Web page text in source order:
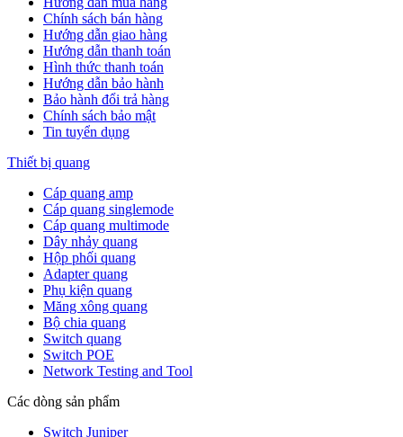
Chính sách bán hàng
Hướng dẫn giao hàng
Hướng dẫn thanh toán
Hình thức thanh toán
Hướng dẫn bảo hành
Bảo hành đổi trả hàng
Chính sách bảo mật
Tin tuyển dụng
Thiết bị quang
Cáp quang amp
Cáp quang singlemode
Cáp quang multimode
Dây nhảy quang
Hộp phối quang
Adapter quang
Phụ kiện quang
Măng xông quang
Bộ chia quang
Switch quang
Switch POE
Network Testing and Tool
Các dòng sản phẩm
Switch Juniper